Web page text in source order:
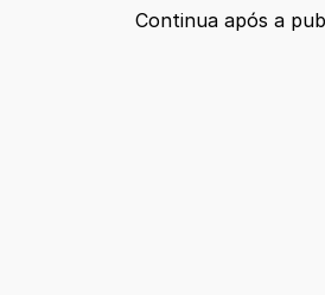
Continua após a